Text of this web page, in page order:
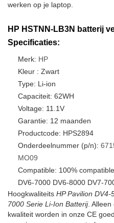
werken op je laptop.
HP HSTNN-LB3N batterij
Specificaties:
Merk: HP
Kleur : Zwart
Type: Li-ion
Capaciteit: 62WH
Voltage: 11.1V
Garantie: 12 maanden
Productcode: HPS2894
Onderdeelnummer (p/n):
MO09
Compatible: 100%
DV6-7000 DV6-8000 DV7-
Hoogkwaliteits HP Pavilion
7000 Serie Li-Ion Batterij. Alleen
kwaliteit worden in onze CE